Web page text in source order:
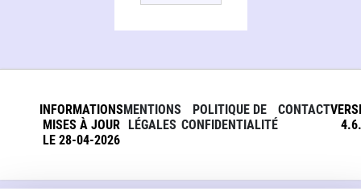
INFORMATIONS
MISES À JOUR
LE 28-04-2026
MENTIONS
LÉGALES
POLITIQUE DE
CONFIDENTIALITÉ
CONTACT